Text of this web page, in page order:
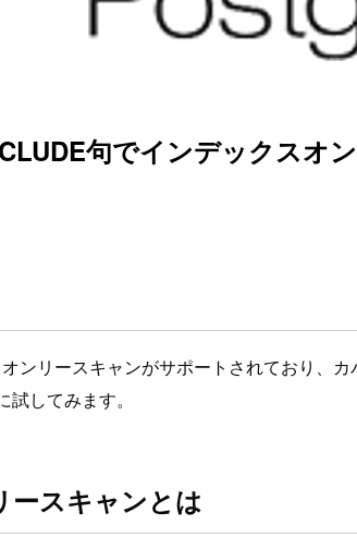
句でインデックスオ
ンリースキャンがサポートされており、
してみます。
ースキャンとは